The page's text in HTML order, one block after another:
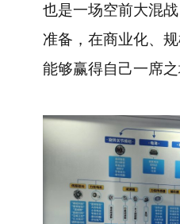
也是一场空前大混
准备，在商业化、
能够赢得自己一席之